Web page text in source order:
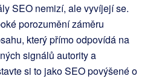
SEO nemizí, ale vyvíjejí se.
porozumění záměru
který přímo odpovídá na
signálů autority a
si to jako SEO povýšené o